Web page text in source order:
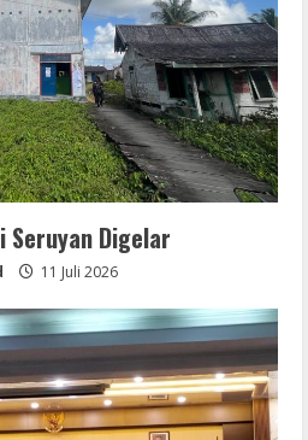
Digelar
11 Juli 2026